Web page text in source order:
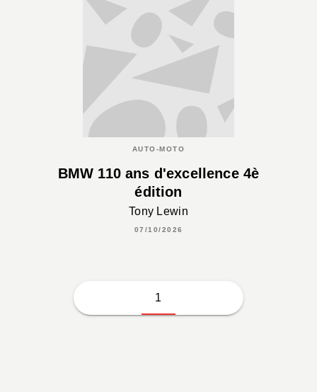
AUTO-MOTO
BMW 110 ans d'excellence 4è
édition
Tony Lewin
07/10/2026
1